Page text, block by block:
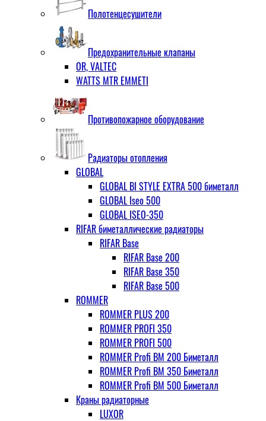
Полотенцесушители
Предохранительные клапаны
OR, VALTEC
WATTS MTR EMMETI
Противопожарное оборудование
Радиаторы отопления
GLOBAL
GLOBAL BI STYLE EXTRA 500 биметалл
GLOBAL Iseo 500
GLOBAL ISEO-350
RIFAR биметаллические радиаторы
RIFAR Base
RIFAR Base 200
RIFAR Base 350
RIFAR Base 500
ROMMER
ROMMER PLUS 200
ROMMER PROFI 350
ROMMER PROFI 500
ROMMER Profi BM 200 Биметалл
ROMMER Profi BM 350 Биметалл
ROMMER Profi BM 500 Биметалл
Краны радиаторные
LUXOR